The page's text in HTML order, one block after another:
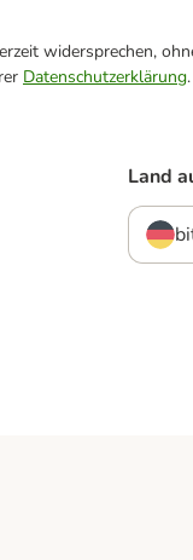
widersprechen,
Datenschutzerklärung.
Land